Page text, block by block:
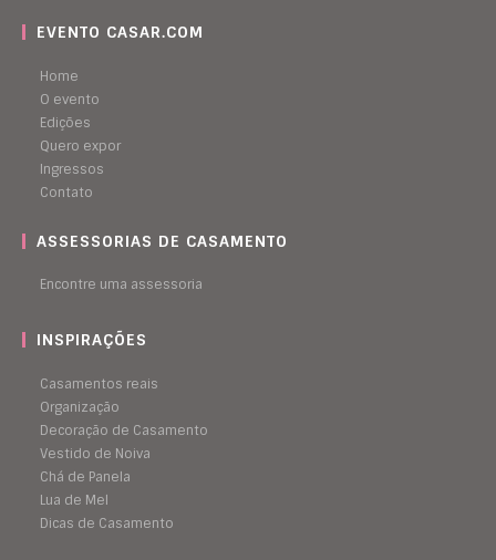
EVENTO CASAR.COM
Home
O evento
Edições
Quero expor
Ingressos
Contato
ASSESSORIAS DE CASAMENTO
Encontre uma assessoria
INSPIRAÇÕES
Casamentos reais
Organização
Decoração de Casamento
Vestido de Noiva
Chá de Panela
Lua de Mel
Dicas de Casamento